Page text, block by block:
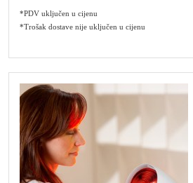
*PDV uključen u cijenu
*Trošak dostave nije uključen u cijenu